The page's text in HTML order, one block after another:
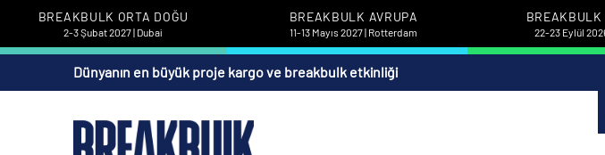
BREAKBULK ORTA DOĞU
2-3 Şubat 2027 | Dubai
BREAKBULK AVRUPA
11-13 Mayıs 2027 | Rotterdam 22-23 Eylül
Dünyanın en büyük proje kargo ve breakbulk etkinliği